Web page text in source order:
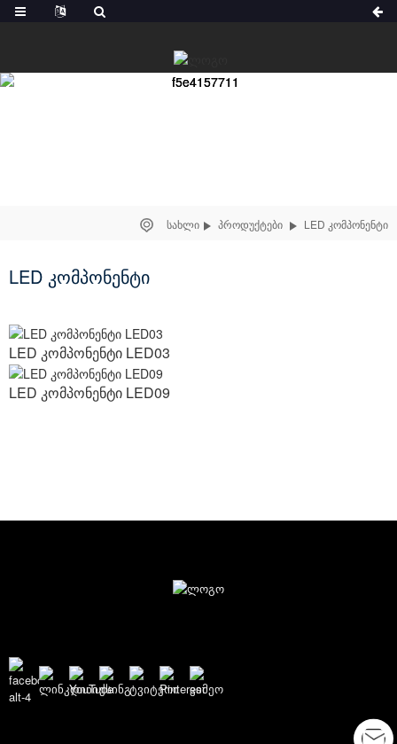
ᲡᲐᲮᲚᲘ ᲞᲠᲝᲓᲣᲥᲢᲔᲑᲘ LED ᲙᲝᲛᲞᲝᲜᲔᲜᲢᲘ
LED კომპონენტი
LED კომპონენტი LED03
LED კომპონენტი LED09